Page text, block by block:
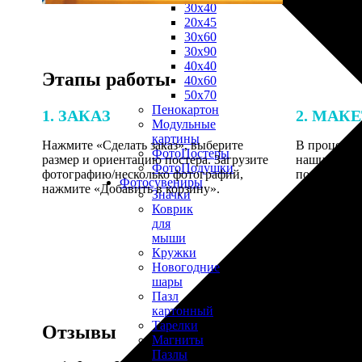
30х40
20х45
30х60
30х90
40х40
40х60
50х70
Пенокартон
Модульные
картины
ФотоПостеры
ФотоПодушки
Фотоcувениры
Значки
Коврик
для
мыши
Кружки
Новогодние
шары
Пазл
картонный
Тарелки
Магниты
Пазлы
Этапы работы
1. ЗАКАЗ
Нажмите «Сделать заказ», выберите
размер и ориентацию постера. Загрузите
фотографию/несколько фотографий,
нажмите «Добавить в корзину».
2.
В процессе
наши
по
Отзывы